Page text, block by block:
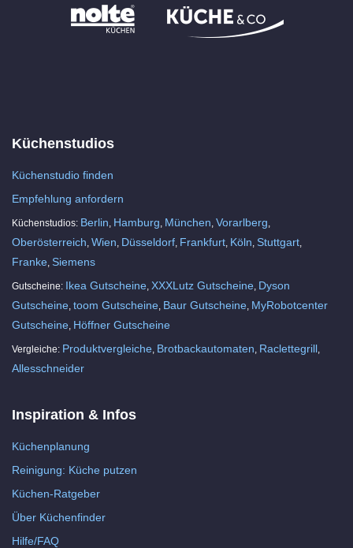
Küchenstudios
Küchenstudio finden
Empfehlung anfordern
Küchenstudios: Berlin Hamburg München Vorarlberg
Oberösterreich Wien Düsseldorf Frankfurt Köln Stuttgart
Franke Siemens
Gutscheine: Ikea Gutscheine XXXLutz Gutscheine Dyson
Gutscheine toom Gutscheine Baur Gutscheine MyRobotcenter
Gutscheine Höffner Gutscheine
Vergleiche: Produktvergleiche Brotbackautomaten Raclettegrill
Allesschneider
Inspiration & Infos
Küchenplanung
Reinigung: Küche putzen
Küchen-Ratgeber
Über Küchenfinder
Hilfe/FAQ